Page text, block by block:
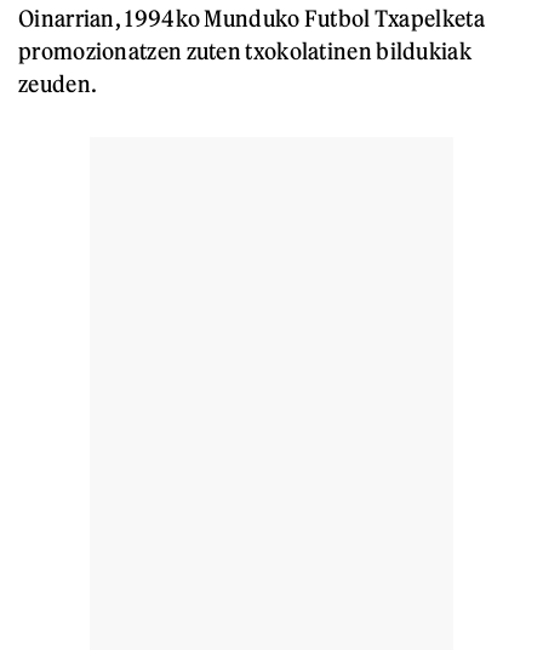
Oinarrian, 1994ko Munduko Futbol Txapelketa
promozionatzen zuten txokolatinen bildukiak
zeuden.